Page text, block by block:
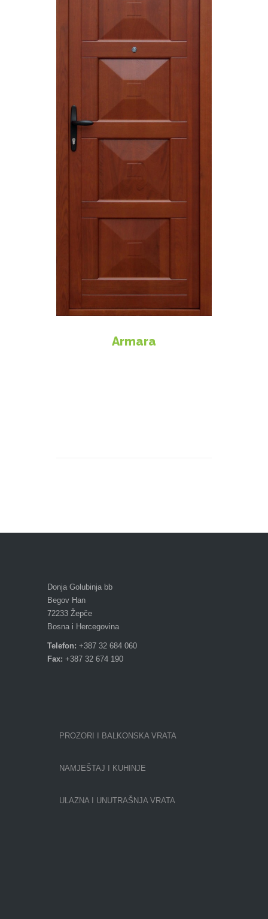
Armara
Donja Golubinja bb
Begov Han
72233 Žepče
Bosna i Hercegovina
Telefon: +387 32 684 060
Fax: +387 32 674 190
PROZORI I BALKONSKA VRATA
NAMJEŠTAJ I KUHINJE
ULAZNA I UNUTRAŠNJA VRATA